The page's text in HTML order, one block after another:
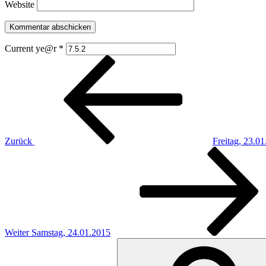
Website
Current ye@r *
Beitragsnavigation
Zurück
Freitag,
Weiter Samstag, 24.01.2015